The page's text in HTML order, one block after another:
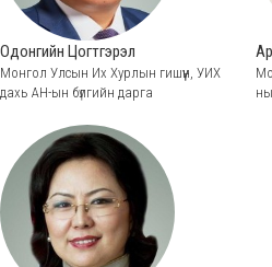
Одонгийн Цогтгэрэл
Монгол Улсын Их Хурлын гишүүн, УИХ
дахь АН-ын бүлгийн дарга